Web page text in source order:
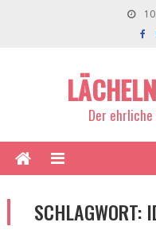
Der ehrliche
SCHLAGWORT: